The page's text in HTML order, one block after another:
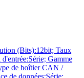
(Bits):12bit; Taux
Gamme
de boîtier CAN /